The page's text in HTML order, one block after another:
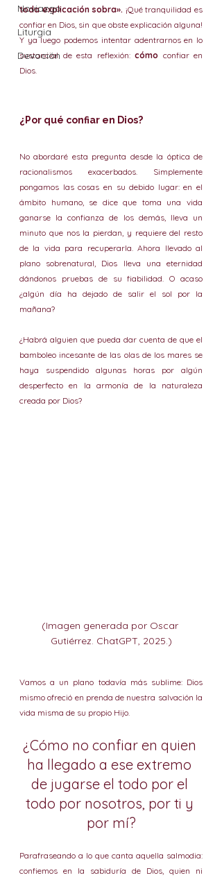
Noviazgo
Liturgia
Devoción
toda explicación sobra». ¡Qué tranquilidad es
confiar en Dios, sin que obste explicación alguna!
Y ya luego podemos intentar adentrarnos en lo
sustancial de esta reflexión: cómo confiar en
Dios.
¿Por qué confiar en Dios?
No abordaré esta pregunta desde la óptica de
racionalismos exacerbados. Simplemente
pongamos las cosas en su debido lugar: en el
ámbito humano, se dice que toma una vida
ganarse la confianza de los demás, lleva un
minuto que nos la pierdan, y requiere del resto
de la vida para recuperarla. Ahora llevado al
plano sobrenatural, Dios lleva una eternidad
dándonos pruebas de su fiabilidad. O acaso
¿algún día ha dejado de salir el sol por la
mañana?
¿Habrá alguien que pueda dar cuenta de que el
bamboleo incesante de las olas de los mares se
haya suspendido algunas horas por algún
desperfecto en la armonía de la naturaleza
creada por Dios?
(Imagen generada por Oscar
Gutiérrez. ChatGPT, 2025.)
Vamos a un plano todavía más sublime: Dios
mismo ofreció en prenda de nuestra salvación la
vida misma de su propio Hijo.
¿Cómo no confiar en quien
ha llegado a ese extremo
de jugarse el todo por el
todo por nosotros, por ti y
por mí?
Parafraseando a lo que canta aquella salmodia:
confiemos en la sabiduría de Dios, quien ni